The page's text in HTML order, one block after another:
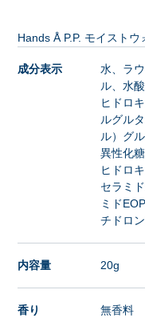
Hands Å P.P. モイストウ
成分表示
水、ラ
ル、水
ヒドロ
ルグル
ル）グ
異性化
ヒドロ
セラミ
ミド
チドロ
内容量 20g
香り 無香料